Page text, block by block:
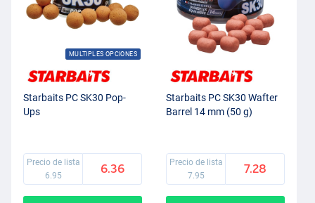
MULTIPLES OPCIONES
Starbaits PC SK30 Pop-
Ups
Precio de lista
6.95
6.36
Starbaits PC SK30 Wafter
Barrel 14 mm (50 g)
Precio de lista
7.95
7.28